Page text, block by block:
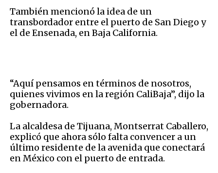
También mencionó la idea de un
transbordador entre el puerto de San Diego y
el de Ensenada, en Baja California.
“Aquí pensamos en términos de nosotros,
quienes vivimos en la región CaliBaja”, dijo la
gobernadora.
La alcaldesa de Tijuana, Montserrat Caballero,
explicó que ahora sólo falta convencer a un
último residente de la avenida que conectará
en México con el puerto de entrada.